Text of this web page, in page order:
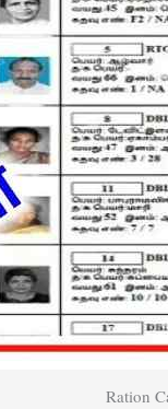
Ration